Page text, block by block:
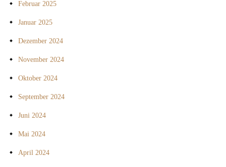
Februar 2025
Januar 2025
Dezember 2024
November 2024
Oktober 2024
September 2024
Juni 2024
Mai 2024
April 2024